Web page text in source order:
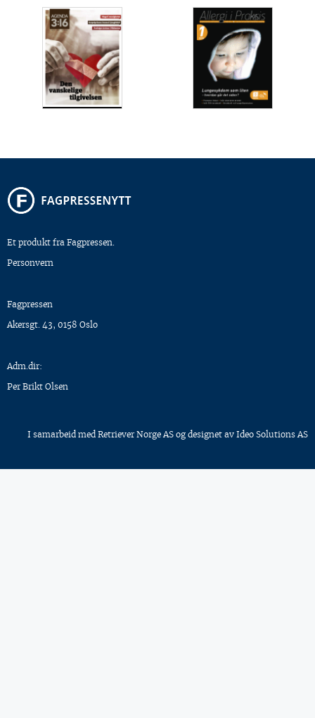
Et produkt fra Fagpressen.
Personvern
Fagpressen
Akersgt. 43, 0158 Oslo
Adm.dir:
Per Brikt Olsen
I samarbeid med Retriever Norge AS og designet av Ideo Solutions AS